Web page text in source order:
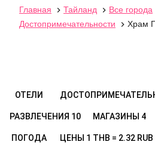
Главная  Тайланд  Все города
Достопримечательности
 Храм
ОТЕЛИ
РАЗВЛЕЧЕНИЯ 10 МАГАЗИНЫ 4
ПОГОДА ЦЕНЫ 1 THB = 2.32 RUB